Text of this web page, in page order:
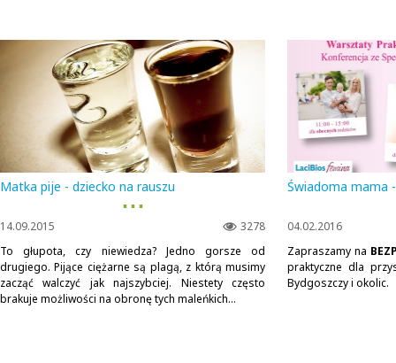
Matka pije - dziecko na rauszu
▪ ▪ ▪
3278
14.09.2015
To głupota, czy niewiedza? Jedno gorsze od
drugiego. Pijące ciężarne są plagą, z którą musimy
zacząć walczyć jak najszybciej. Niestety często
brakuje możliwości na obronę tych maleńkich...
Świadoma mama
04.02.2016
Zapraszamy na
praktyczne dla
Bydgoszczy i okolic.